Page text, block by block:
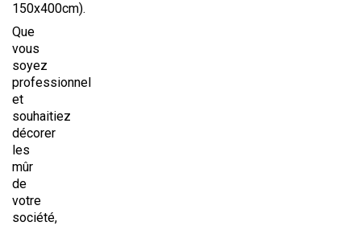
150x400cm).
Que
vous
soyez
professionnel
et
souhaitiez
décorer
les
mûr
de
votre
société,